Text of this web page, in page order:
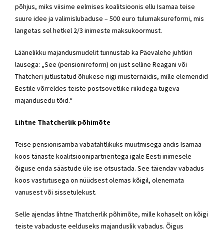
põhjus, miks viisime eelmises koalitsioonis ellu Isamaa teise
suure idee ja valimislubaduse – 500 euro tulumaksureformi, mis
langetas sel hetkel 2/3 inimeste maksukoormust.
Läänelikku majandusmudelit tunnustab ka Päevalehe juhtkiri
lausega: „See (pensionireform) on just selline Reagani või
Thatcheri jutlustatud õhukese riigi musternäidis, mille elemendid
Eestile võrreldes teiste postsovetlike riikidega tugeva
majandusedu tõid.“
Lihtne Thatcherlik põhimõte
Teise pensionisamba vabatahtlikuks muutmisega andis Isamaa
koos tänaste koalitsioonipartneritega igale Eesti inimesele
õiguse enda säästude üle ise otsustada. See täiendav vabadus
koos vastutusega on nüüdsest olemas kõigil, olenemata
vanusest või sissetulekust.
Selle ajendas lihtne Thatcherlik põhimõte, mille kohaselt on kõigi
teiste vabaduste eelduseks majanduslik vabadus. Õigus